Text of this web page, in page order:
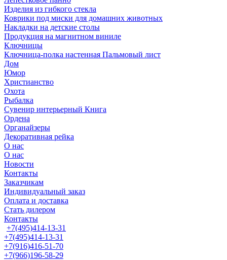
Изделия из гибкого стекла
Коврики под миски для домашних животных
Накладки на детские столы
Продукция на магнитном виниле
Ключницы
Ключница-полка настенная Пальмовый лист
Дом
Юмор
Христианство
Охота
Рыбалка
Сувенир интерьерный Книга
Ордена
Органайзеры
Декоративная рейка
О нас
О нас
Новости
Контакты
Заказчикам
Индивидуальный заказ
Оплата и доставка
Стать дилером
Контакты
+7(495)414-13-31
+7(495)414-13-31
+7(916)416-51-70
+7(966)196-58-29